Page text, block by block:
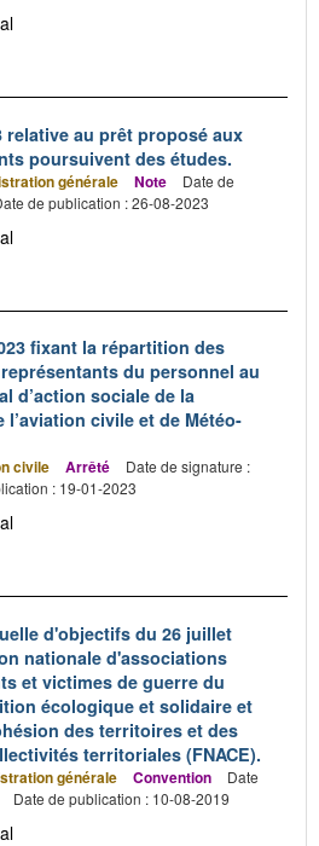
relative au prêt proposé aux
poursuivent des études.
générale Note
Date de
de publication : 26-08-2023
fixant la répartition des
du personnel au
d’action sociale de la
civile et de Météo-
civile Arrêté
Date de signature :
: 19-01-2023
d'objectifs du 26 juillet
nationale d'associations
et victimes de guerre du
écologique et solidaire et
des territoires et des
territoriales (FNACE).
générale Convention
Date
Date de publication : 10-08-2019